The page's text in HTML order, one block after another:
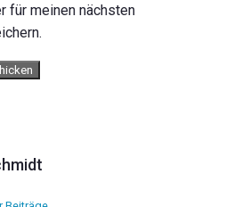
für meinen nächsten